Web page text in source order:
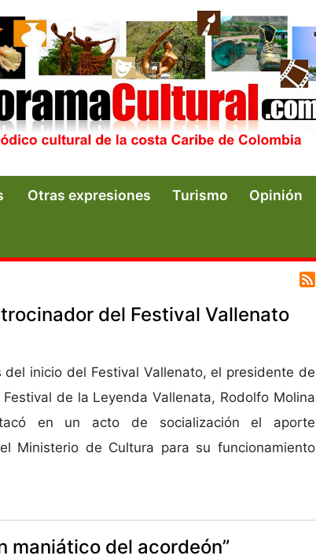
Otras expresiones Turismo Opinión
del Festival Vallenato
del inicio del Festival Vallenato, el presidente de
Festival de la Leyenda Vallenata, Rodolfo Molina
en un acto de socialización el aporte
Ministerio de Cultura para su funcionamiento
maniático del acordeón”